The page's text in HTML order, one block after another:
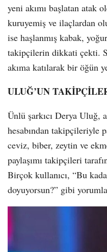
yeni akımı başlatan atak
kuruyemiş ve ilaçlardan
ise haşlanmış kabak,
takipçilerin dikkati çekti.
akıma katılarak bir öğün
ULUĞ’UN
Ünlü şarkıcı Derya Uluğ,
hesabından takipçileriyle
ceviz, biber, zeytin ve
paylaşımı takipçileri
Birçok kullanıcı, “Bu
doyuyorsun?” gibi